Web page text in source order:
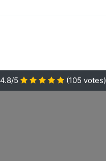
4.8/5 (105 votes)